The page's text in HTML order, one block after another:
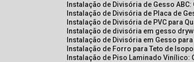
Instalação de Divisória de Gesso
Instalação de Divisória de Placa de
Instalação de Divisória de PVC para
Instalação de divisória em gesso
Instalação de Divisória em Gesso
Instalação de Forro para Teto de
Instalação de Piso Laminado Vinílico: